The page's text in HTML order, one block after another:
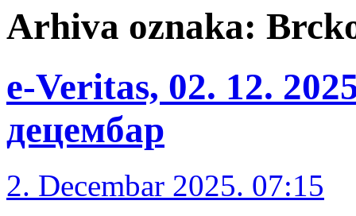
Arhiva oznaka:
e-Veritas, 02. 12.
децембар
2. Decembar 2025. 07:15